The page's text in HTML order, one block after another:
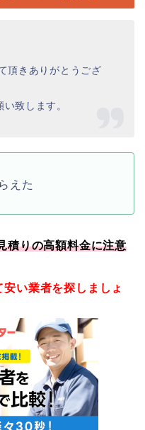
頂きありがとうござ
致します。
えた
積りの高額料金に注意
い業者を探しましょ